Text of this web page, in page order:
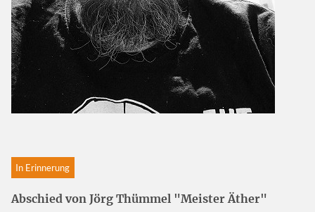
In Erinnerung
Abschied von Jörg Thümmel "Meister Äther"